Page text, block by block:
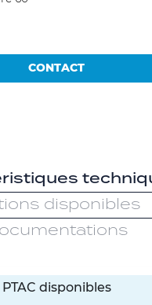
CONTACT
disponibles
PTAC disponibles